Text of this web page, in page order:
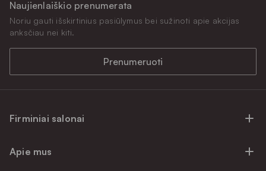
Firminiai salonai
Apie mus
Naujienlaiškio prenumerata
Noriu gauti išskirtinius pasiūlymus bei sužinoti apie akcijas
anksčiau nei kiti.
Prenumeruoti